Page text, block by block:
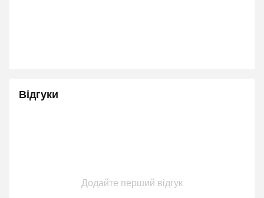
Відгуки
Додайте перший відгук